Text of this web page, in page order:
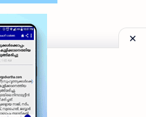
KASARAGOD